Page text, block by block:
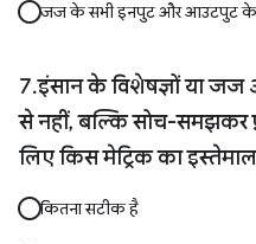
जज के सभी इनपुट और आउटपुट के
इंसान के विशेषज्ञों या जज
से नहीं, बल्कि सोच-
लिए किस मेट्रिक का
कितना सटीक है